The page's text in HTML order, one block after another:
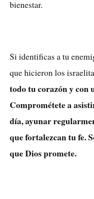
bienestar.
Si identificas a tu
que hicieron los
todo tu corazón y con
Comprométete a
día, ayunar
que fortalezcan tu fe.
que Dios promete.